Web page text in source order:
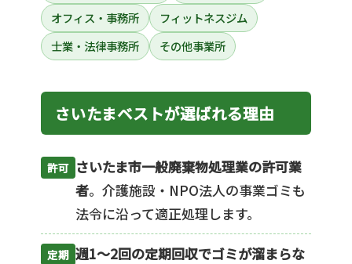
オフィス・事務所
フィットネスジム
士業・法律事務所
その他事業所
さいたまベストが選ばれる理由
許可 さいたま市一般廃棄物処理業の許可業
者。介護施設・NPO法人の事業ゴミも
法令に沿って適正処理します。
定期 週1〜2回の定期回収でゴミが溜まらな